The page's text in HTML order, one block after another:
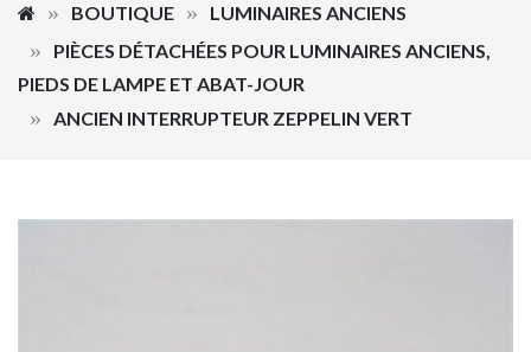
BOUTIQUE
LUMINAIRES ANCIENS
PIÈCES DÉTACHÉES POUR LUMINAIRES ANCIENS,
PIEDS DE LAMPE ET ABAT-JOUR
ANCIEN INTERRUPTEUR ZEPPELIN VERT